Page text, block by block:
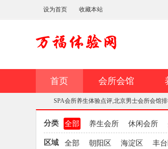
设为首页 收藏本站
首页 会所会馆
»
SPA会所养生体验点评,北京男士会所会馆
分类 全部 养生会所 休闲会所
区域 全部 朝阳区 海淀区 丰